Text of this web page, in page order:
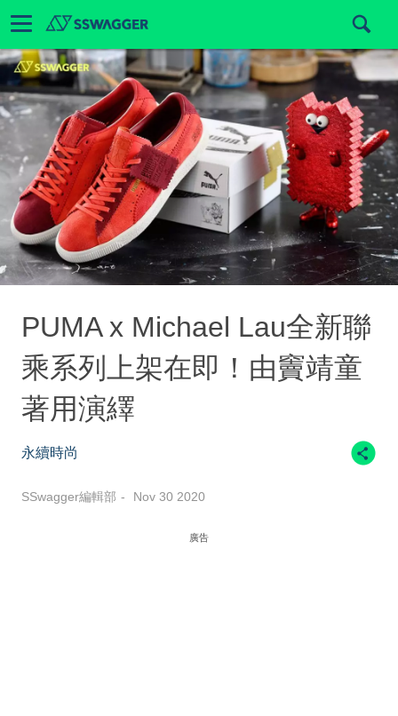
PUMA x Michael Lau全新聯
乘系列上架在即！由竇靖童
著用演繹
永續時尚
SSwagger編輯部 Nov 30 2020
廣告